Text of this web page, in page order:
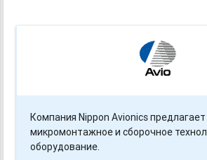
Компания Nippon Avionics предлагает
микромонтажное и сборочное
оборудование.